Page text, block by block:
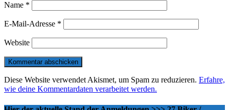
Name *
E-Mail-Adresse *
Website
Diese Website verwendet Akismet, um Spam zu reduzieren. Erfahre,
wie deine Kommentardaten verarbeitet werden.